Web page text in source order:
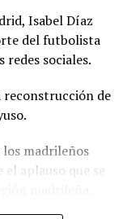
Isabel Díaz
del futbolista
redes sociales.
reconstrucción de
los madrileños
aplauso que se